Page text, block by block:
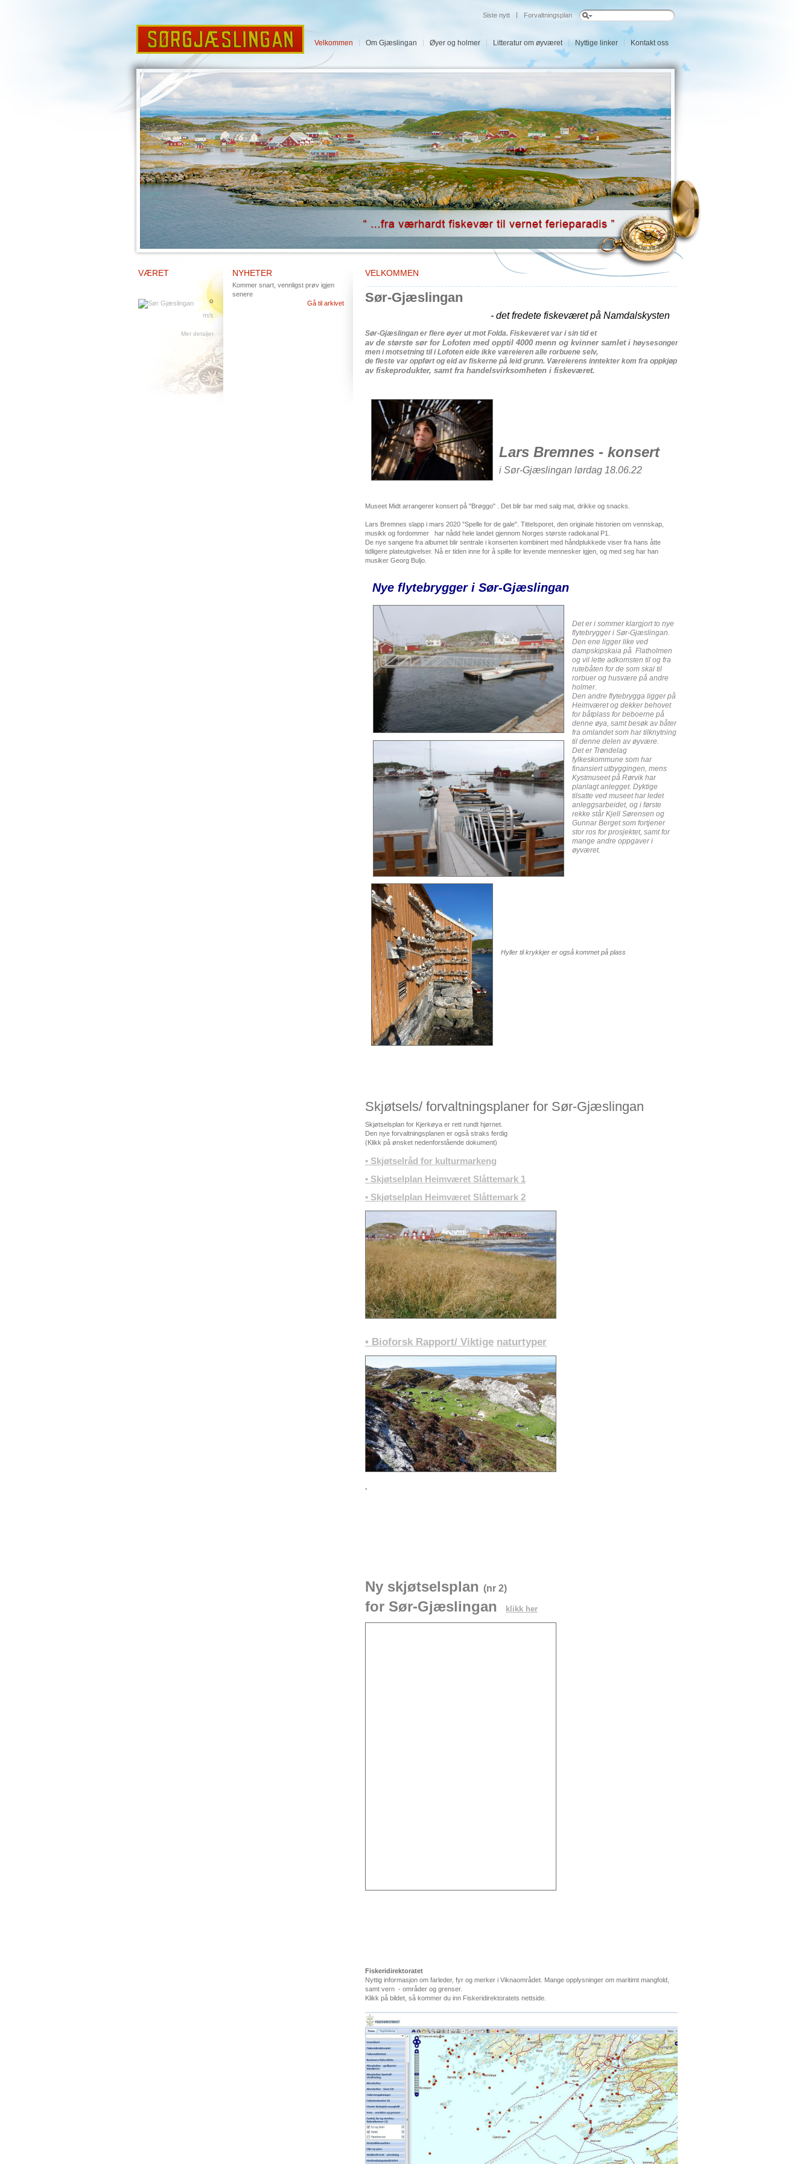
Siste nytt | Forvaltningsplan
Velkommen Om Gjæslingan Øyer og holmer Litteratur om øyværet Nyttige linker Kontakt oss
VELKOMMEN
Sør-Gjæslingan
- det fredete fiskeværet på Namdalskysten
Sør-Gjæslingan er flere øyer utmotFolda. Fiskeværet var i sin tidet
avde største sørfor Lofoten med opptil 4000 menn og kvinner samleti høysesongen
men imotsetning tiliLofoten eide ikke væreieren alle rorbuene selv,
de fleste var oppført og eid av fiskerne på leid grunn. Væreierens inntekter kom fra oppkjøp
av fiskeprodukter, samt fra handelsvirksomheten i fiskeværet.
Lars Bremnes - konsert
i Sør-Gjæslingan lørdag 18.06.22
Museet Midt arrangerer konsert på "Brøggo" . Det blir bar med salg mat, drikke og snacks.
Lars Bremnes slapp i mars 2020 "Spelle for de gale". Tittelsporet, den originale historien om vennskap,
musikk og fordommer har nådd hele landet gjennom Norges største radiokanal P1.
De nye sangene fra albumet blir sentrale i konserten kombinert med håndplukkede viser fra hans åtte
tidligere plateutgivelser. Nå er tiden inne for å spille for levende mennesker igjen, og med seg har han
musiker Georg Buljo.
Nye flytebrygger i Sør-Gjæslingan
Det er i sommer klargjort to nye
flytebrygger i Sør-Gjæslingan.
Den ene ligger like ved
dampskipskaia på Flatholmen
og vil lette adkomsten til og fra
rutebåten for de som skal til
rorbuer og husvære på andre
holmer.
Den andre flytebrygga ligger på
Heimværet og dekker behovet
for båtplass for beboerne på
denne øya, samt besøk av båter
fra omlandet som har tilknytning
til denne delen av øyvære.
Det er Trøndelag
fylkeskommune som har
finansiert utbyggingen, mens
Kystmuseet på Rørvik har
planlagt anlegget. Dyktige
tilsatte ved museet har ledet
anleggsarbeidet, og i første
rekke står Kjell Sørensen og
Gunnar Berget som fortjener
stor ros for prosjektet, samt for
mange andre oppgaver i
øyværet.
Hyller til krykkjer er også kommet på plass
Skjøtsels/ forvaltningsplaner for Sør-Gjæslingan
Skjøtselsplan for Kjerkøya er rett rundt hjørnet
Den nye forvaltningsplanen er også straks ferdig
(Klikk på ønsket nedenforstående dokument)
• Skjøtselråd for kulturmarkeng
• Skjøtselplan Heimværet Slåttemark 1
• Skjøtselplan Heimværet Slåttemark 2
• Bioforsk Rapport/ Viktige naturtyper
.
Ny skjøtselsplan (nr 2)
for Sør-Gjæslingan klikk her
Fiskeridirektoratet
Nyttig informasjon om farleder, fyr og merker i Viknaområdet. Mange opplysninger om maritimt mangfold,
samt vern - områder og grenser.
Klikk på bildet, så kommer du inn Fiskeridirektoratets nettside.
VÆRET
°
m/s
Mer detaljer
NYHETER
Kommer snart, vennligst prøv igjen
senere
Gå til arkivet